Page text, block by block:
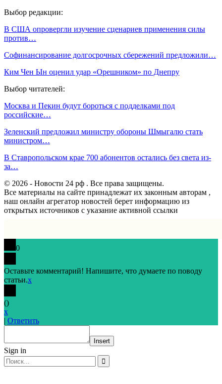
Выбор редакции:
В США опровергли изучение сценариев применения силы
против…
Софинансирование долгосрочных сбережений предложили…
Ким Чен Ын оценил удар «Орешником» по Днепру
Выбор читателей:
Москва и Пекин будут бороться с подделками под
российские…
Зеленский предложил министру обороны Шмыгалю стать
министром…
В Ставропольском крае 700 абонентов остались без света из-
за…
© 2026 - Новости 24 рф . Все права защищены.
Все материалы на сайте принадлежат их законным авторам ,
наш онлайн агрегатор новостей берет информацию из
открытых источников с указание активной ссылки
0
Оставьте комментарий! Напишите, что думаете по поводу
статьи.x
()
x
| Ответить
Insert
Sign in